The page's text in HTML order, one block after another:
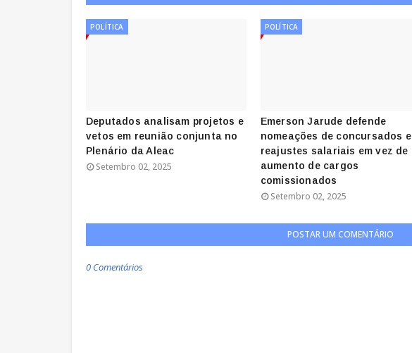
POLÍTICA
Deputados analisam projetos e
vetos em reunião conjunta no
Plenário da Aleac
Setembro 02, 2025
POLÍTICA
Emerson Jarude defende
nomeações de concursados e
reajustes salariais em vez de
aumento de cargos
comissionados
Setembro 02, 2025
POSTAR UM COMENTÁRIO
0 Comentários